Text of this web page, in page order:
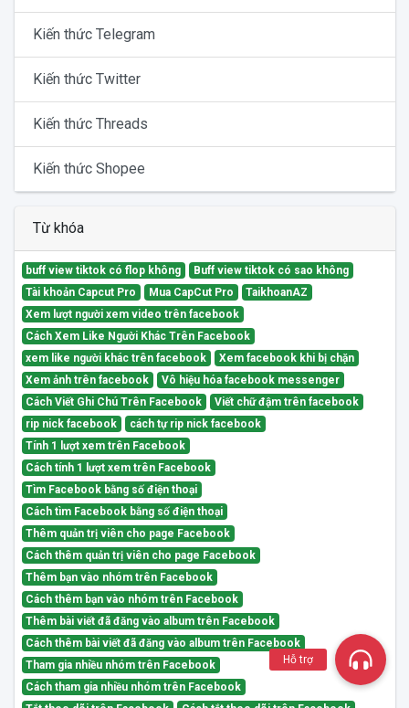
Kiến thức Telegram
Kiến thức Twitter
Kiến thức Threads
Kiến thức Shopee
Từ khóa
buff view tiktok có flop không
Buff view tiktok có sao không
Tài khoản Capcut Pro
Mua CapCut Pro
TaikhoanAZ
Xem lượt người xem video trên facebook
Cách Xem Like Người Khác Trên Facebook
xem like người khác trên facebook
Xem facebook khi bị chặn
Xem ảnh trên facebook
Vô hiệu hóa facebook messenger
Cách Viết Ghi Chú Trên Facebook
Viết chữ đậm trên facebook
rip nick facebook
cách tự rip nick facebook
Tính 1 lượt xem trên Facebook
Cách tính 1 lượt xem trên Facebook
Tìm Facebook bằng số điện thoại
Cách tìm Facebook bằng số điện thoại
Thêm quản trị viên cho page Facebook
Cách thêm quản trị viên cho page Facebook
Thêm bạn vào nhóm trên Facebook
Cách thêm bạn vào nhóm trên Facebook
Thêm bài viết đã đăng vào album trên Facebook
Cách thêm bài viết đã đăng vào album trên Facebook
Tham gia nhiều nhóm trên Facebook
Cách tham gia nhiều nhóm trên Facebook
Hỗ trợ